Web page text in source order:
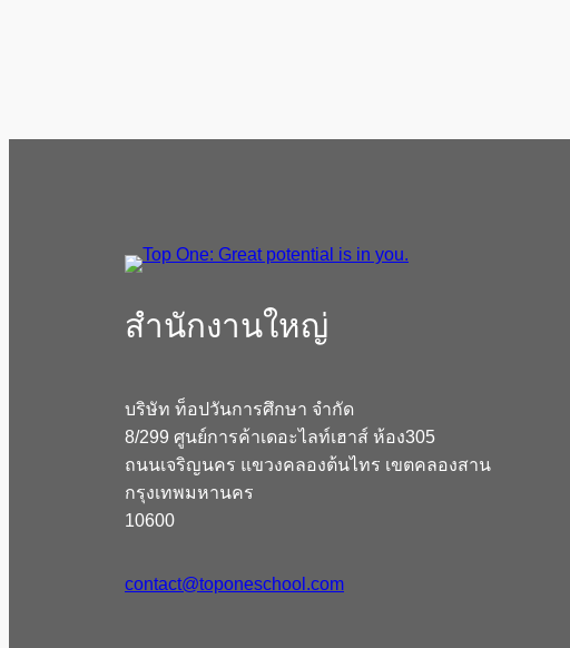
สํานักงานใหญ่
บริษัท ท็อปวันการศึกษา จำกัด
8/299 ศูนย์การค้าเดอะไลท์เฮาส์ ห้อง305
ถนนเจริญนคร แขวงคลองต้นไทร เขตคลองสาน
กรุงเทพมหานคร
10600
contact@toponeschool.com